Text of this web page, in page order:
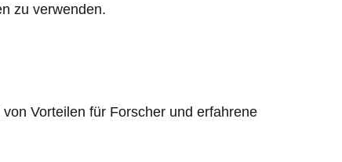
zu verwenden.
Vorteilen für Forscher und erfahrene